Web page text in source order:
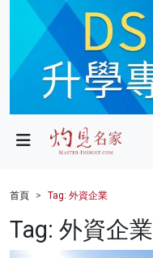
政局
財經
首頁 Tag: 外資企業
Tag: 外資企業